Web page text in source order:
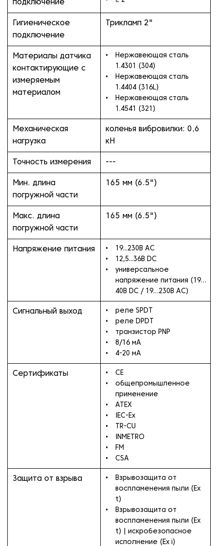
подключение
Гигиеническое
подключение
Трикламп 2"
Материалы датчика
контактирующие с
измеряемым
материалом
Нержавеющая сталь
1.4301 (304)
Нержавеющая сталь
1.4404 (316L)
Нержавеющая сталь
1.4541 (321)
Механическая
нагрузка
коленья вибровилки: 0,6
кН
Точность измерения ---
Мин. длина
погружной части
165 мм (6.5")
Макс. длина
погружной части
165 мм (6.5")
Напряжение питания
19...230B AC
12,5...36B DC
универсальное
напряжение питания (19…
40В DC / 19…230В AC)
Сигнальный выход
реле SPDT
реле DPDT
транзистор PNP
8/16 мА
4-20 мА
Сертификаты
CE
общепромышленное
применение
ATEX
IEC-Ex
TR-CU
INMETRO
FM
CSA
Защита от взрыва
Взрывозащита от
воспламенения пыли (Ex
t)
Взрывозащита от
воспламенения пыли (Ex
t) | искробезопасное
исполнение (Ex i)